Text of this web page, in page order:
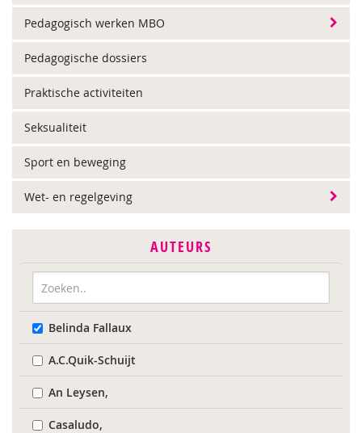
Pedagogisch werken MBO
Pedagogische dossiers
Praktische activiteiten
Seksualiteit
Sport en beweging
Wet- en regelgeving
AUTEURS
Belinda Fallaux
A.C.Quik-Schuijt
An Leysen,
Casaludo,